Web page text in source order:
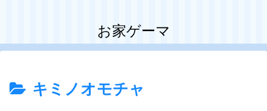
お家ゲーマ
キミノオモチャ